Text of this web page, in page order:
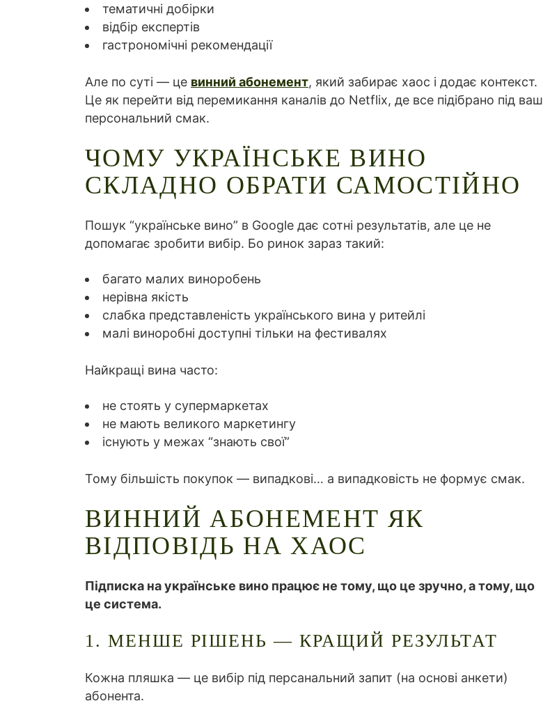
тематичні добірки
відбір експертів
гастрономічні рекомендації
Але по суті — це винний абонемент, який забирає хаос і додає контекст.
Це як перейти від перемикання каналів до Netflix, де все підібрано під ваш
персональний смак.
ЧОМУ УКРАЇНСЬКЕ ВИНО
СКЛАДНО ОБРАТИ САМОСТІЙНО
Пошук “українське вино” в Google дає сотні результатів, але це не
допомагає зробити вибір. Бо ринок зараз такий:
багато малих виноробень
нерівна якість
слабка представленість українського вина у ритейлі
малі виноробні доступні тільки на фестивалях
Найкращі вина часто:
не стоять у супермаркетах
не мають великого маркетингу
існують у межах “знають свої”
Тому більшість покупок — випадкові… а випадковість не формує смак.
ВИННИЙ АБОНЕМЕНТ ЯК
ВІДПОВІДЬ НА ХАОС
Підписка на українське вино працює не тому, що це зручно, а тому, що
це система.
1. МЕНШЕ РІШЕНЬ — КРАЩИЙ РЕЗУЛЬТАТ
Кожна пляшка — це вибір під персанальний запит (на основі анкети)
абонента.